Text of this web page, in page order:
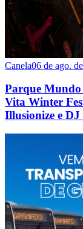
Canela06 de ago.
Parque Mundo
Vita Winter
Illusionize e